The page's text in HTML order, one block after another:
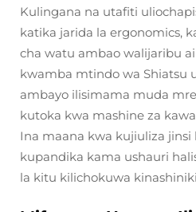
Kulingana na utafiti
katika jarida la ergonomics,
cha watu ambao walijaribu
kwamba mtindo wa Shiatsu
ambayo ilisimama muda
kutoka kwa mashine za
Ina maana kwa kujiuliza jinsi
kupandika kama ushauri
la kitu kilichokuwa